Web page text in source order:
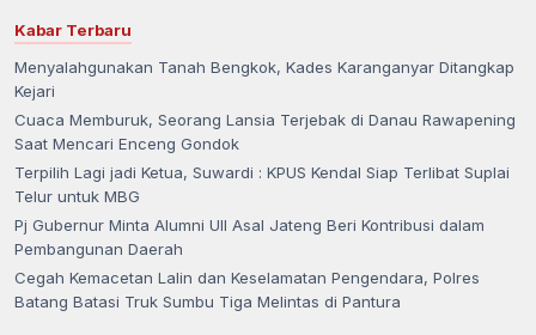
Kabar Terbaru
Menyalahgunakan Tanah Bengkok, Kades Karanganyar Ditangkap
Kejari
Cuaca Memburuk, Seorang Lansia Terjebak di Danau Rawapening
Saat Mencari Enceng Gondok
Terpilih Lagi jadi Ketua, Suwardi : KPUS Kendal Siap Terlibat Suplai
Telur untuk MBG
Pj Gubernur Minta Alumni UII Asal Jateng Beri Kontribusi dalam
Pembangunan Daerah
Cegah Kemacetan Lalin dan Keselamatan Pengendara, Polres
Batang Batasi Truk Sumbu Tiga Melintas di Pantura